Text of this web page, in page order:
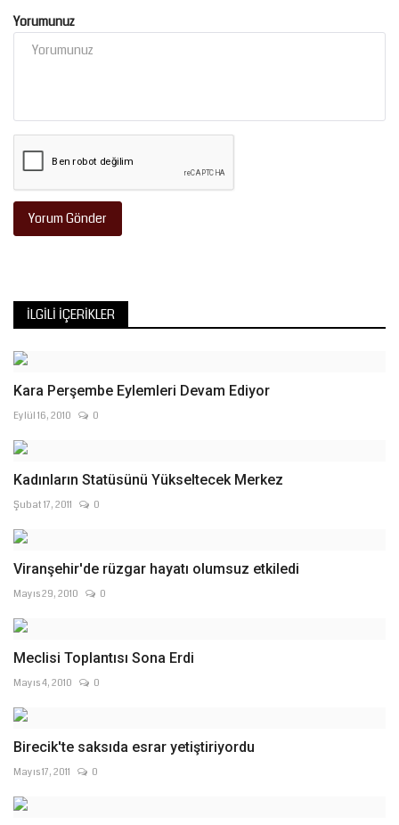
Yorumunuz
Yorum Gönder
İLGILI İÇERIKLER
Kara Perşembe Eylemleri Devam Ediyor
Eylül 16, 2010 0
Kadınların Statüsünü Yükseltecek Merkez
Şubat 17, 2011 0
Viranşehir'de rüzgar hayatı olumsuz etkiledi
Mayıs 29, 2010 0
Meclisi Toplantısı Sona Erdi
Mayıs 4, 2010 0
Birecik'te saksıda esrar yetiştiriyordu
Mayıs 17, 2011 0